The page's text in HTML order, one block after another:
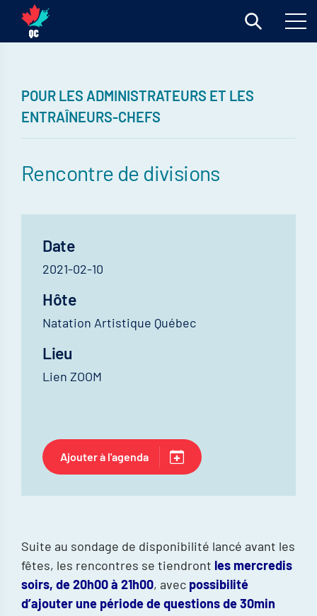
POUR LES ADMINISTRATEURS ET LES
ENTRAÎNEURS-CHEFS
Rencontre de divisions
Suite au sondage de disponibilité lancé avant les
fêtes, les rencontres se tiendront les mercredis
soirs, de 20h00 à 21h00, avec possibilité
d’ajouter une période de questions de 30min
Date
2021-02-10
Hôte
Natation Artistique Québec
Lieu
Lien ZOOM
Ajouter à l'agenda